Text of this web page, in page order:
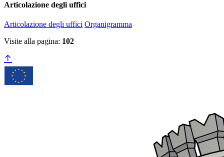
Articolazione degli uffici
Articolazione degli uffici Organigramma
Visite alla pagina: 102